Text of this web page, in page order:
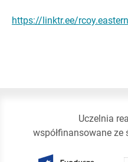
https://linktr.ee/
Uczelnia
współfinansowane ze